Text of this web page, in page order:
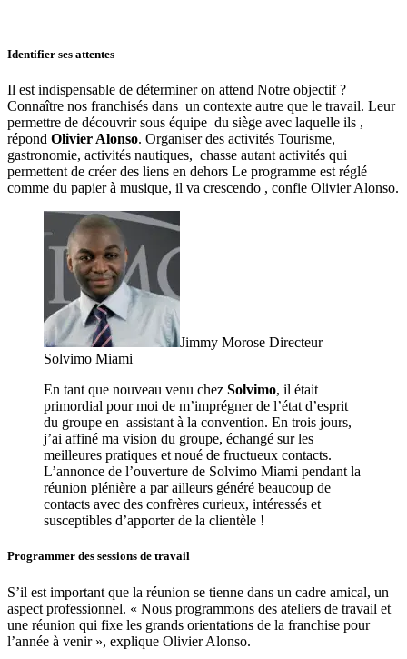
Identifier ses attentes
Il est indispensable de déterminer on attend Notre objectif ?
Connaître nos franchisés dans un contexte autre que le travail. Leur
permettre de découvrir sous équipe du siège avec laquelle ils ,
répond Olivier Alonso. Organiser des activités Tourisme,
gastronomie, activités nautiques, chasse autant activités qui
permettent de créer des liens en dehors Le programme est réglé
comme du papier à musique, il va crescendo , confie Olivier Alonso.
Jimmy Morose Directeur
Solvimo Miami
En tant que nouveau venu chez Solvimo, il était
primordial pour moi de m’imprégner de l’état d’esprit
du groupe en assistant à la convention. En trois jours,
j’ai affiné ma vision du groupe, échangé sur les
meilleures pratiques et noué de fructueux contacts.
L’annonce de l’ouverture de Solvimo Miami pendant la
réunion plénière a par ailleurs généré beaucoup de
contacts avec des confrères curieux, intéressés et
susceptibles d’apporter de la clientèle !
Programmer des sessions de travail
S’il est important que la réunion se tienne dans un cadre amical, un
aspect professionnel. « Nous programmons des ateliers de travail et
une réunion qui fixe les grands orientations de la franchise pour
l’année à venir », explique Olivier Alonso.